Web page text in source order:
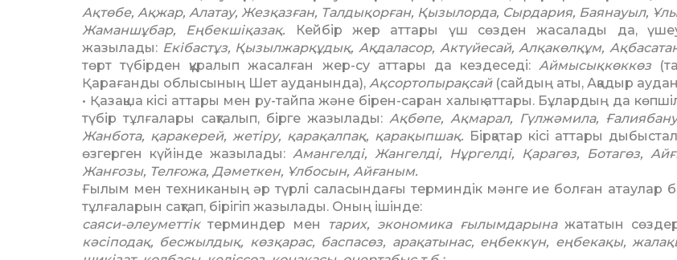
Ақтөбе, Ақжар, Алатау, Жезқазған, Талдықорған, Қызы­лор­да, Сырдария, Баянауыл,
Жаманшұбар, Еңбек­шіқазақ. Кейбір жер аттары үш сөзден жасалады да,
жазылады: Екібастұз, Қызыл­жарқұдық, Ақдаласор, Ак­түй­есай, Алқакөлқұм,
төрт түбірден құралып жасалған жер-су аттары да кез­де­седі:Аймысықкөккөз
Қарағанды облысының Шет ауданында), Ақсортопырақсай(сайдың аты, Ақадыр
• Қазақша кісі аттары мен ру-тай­па және бірен-саран халық аттары. Бұлардың да
түбір тұлғалары сақта­лып, бірге жазылады:Ақбөпе, Ақ­ма­рал, Гүлжәмила,
Жанбота, қаракерей, жетіру, қарақалпақ, қарақыпшақ. Бірқатар кісі аттары
өзгерген күйінде жа­зы­лады: Амангелді, Жангелді, Нұр­гел­ді, Қарагөз, Ботагөз,
Жанғозы, Телғожа, Дә­мет­кен, Ұлбосын, Айғаным.
Ғылым мен техниканың әр түрлі саласындағы терминдік мәнге ие болған атаулар
тұлғаларын сақтап, бірігіп жазыла­ды. Оның ішінде:
саяси-әлеуметтіктерминдер мен тарих, экономика ғылым­дарынажататын
кәсіпо­дақ, бесжылдық, көзқарас, баспа­сөз, арақатынас, еңбеккүн, еңбе­кақы,